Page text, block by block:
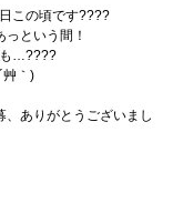
この頃です????
という間！
も…????
艸｀)
ありがとうございまし